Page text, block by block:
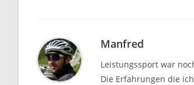
Manfred
Leistungssport war
Die Erfahrungen die